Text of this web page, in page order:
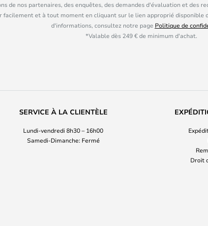
de nos partenaires, des enquêtes, des demandes d'évaluation et des
facilement et à tout moment en cliquant sur le lien approprié disponible
d'informations, consultez notre page Politique de
*Valable dès 249 € de minimum d'achat.
SERVICE À LA CLIENTÈLE
Lundi-vendredi 8h30 – 16h00
Samedi-Dimanche: Fermé
Droit